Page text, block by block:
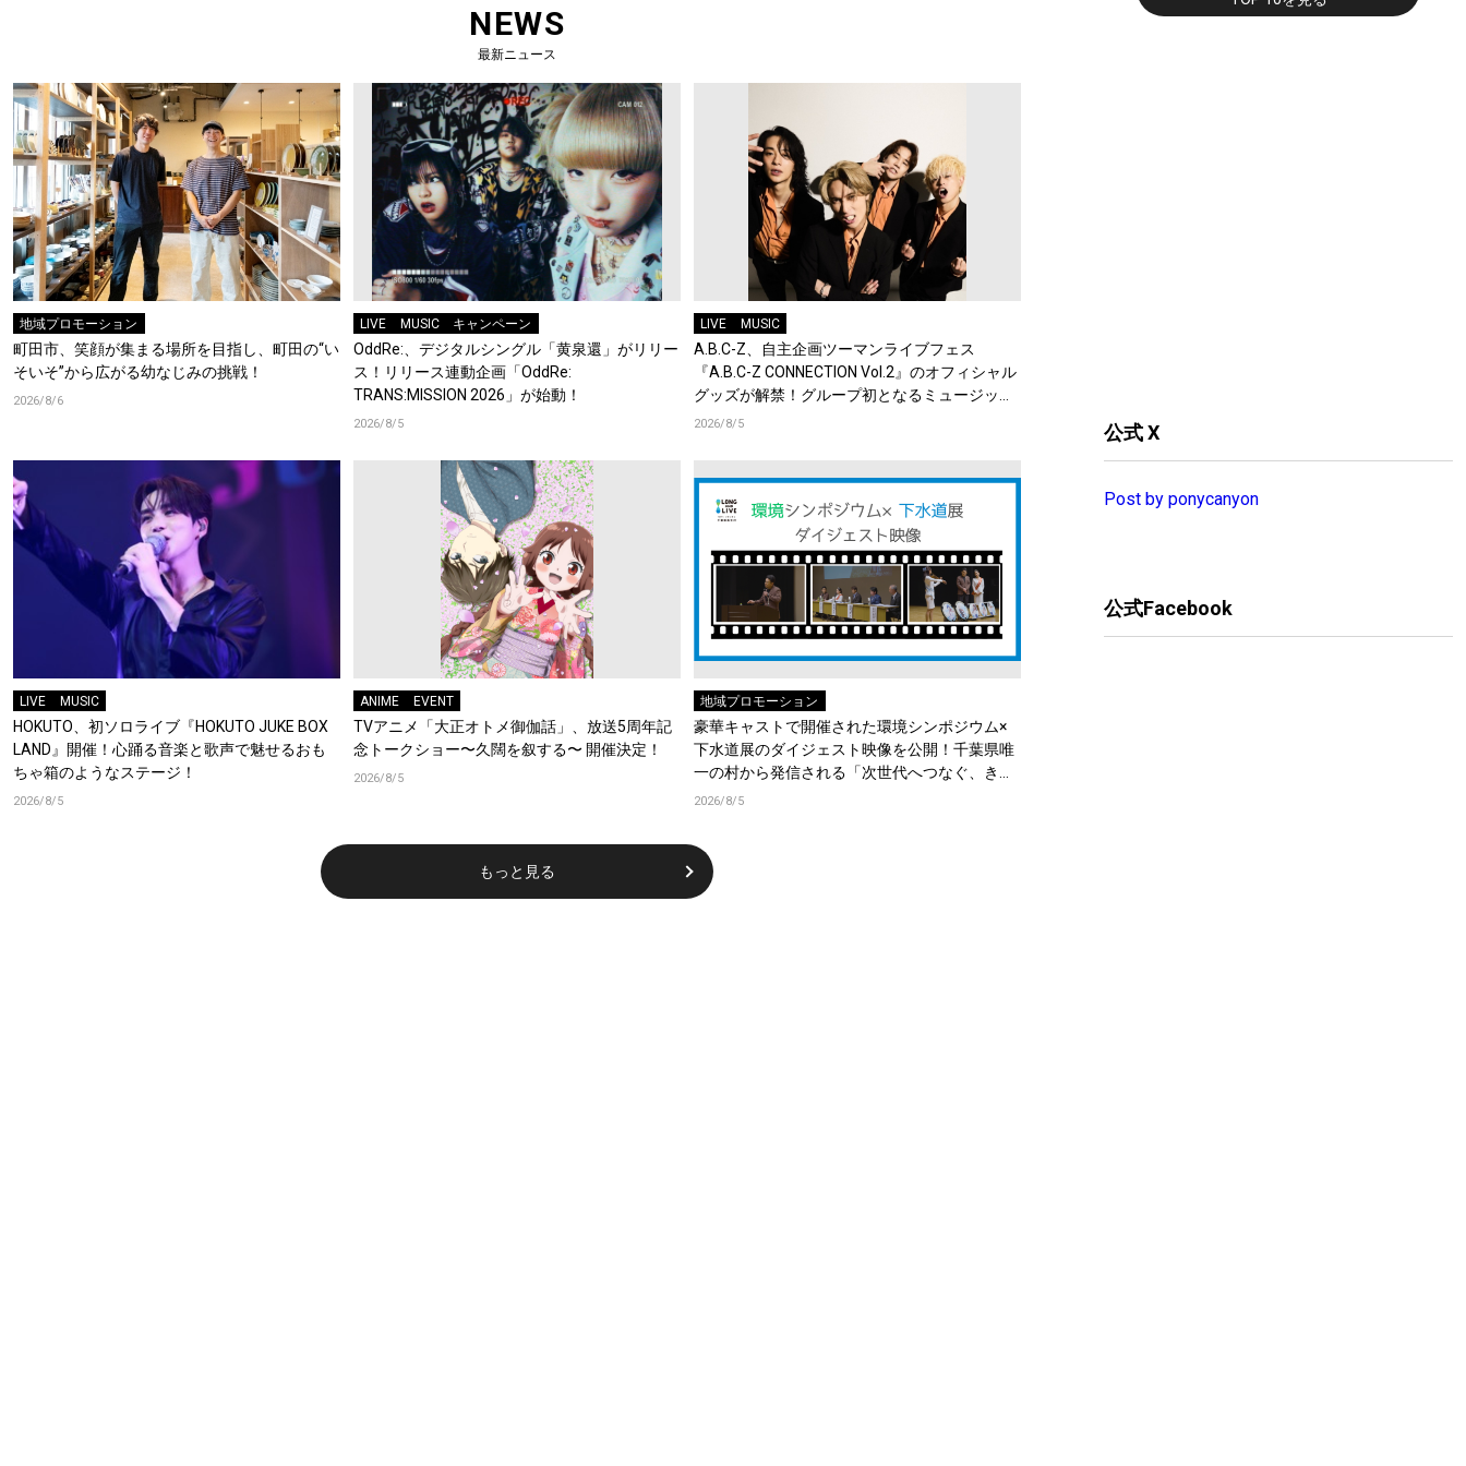
NEWS
最新ニュース
地域プロモーション
町田市、笑顔が集まる場所を目指し、町田の“い
そいそ”から広がる幼なじみの挑戦！
2026/8/6
LIVE MUSIC キャンペーン
OddRe:、デジタルシングル「黄泉還」がリリー
ス！リリース連動企画「OddRe:
TRANS:MISSION 2026」が始動！
2026/8/5
LIVE MUSIC
A.B.C-Z、自主企画ツーマンライブフェス
『A.B.C-Z CONNECTION Vol.2』のオフィシャル
グッズが解禁！グループ初となるミュージック
キーチェーンが登場！
2026/8/5
LIVE MUSIC
HOKUTO、初ソロライブ『HOKUTO JUKE BOX
LAND』開催！心踊る音楽と歌声で魅せるおも
ちゃ箱のようなステージ！
2026/8/5
ANIME EVENT
TVアニメ「大正オトメ御伽話」、放送5周年記
念トークショー〜久闊を叙する〜 開催決定！
2026/8/5
地域プロモーション
豪華キャストで開催された環境シンポジウム×
下水道展のダイジェスト映像を公開！千葉県唯
一の村から発信される「次世代へつなぐ、きれ
いな水の物語」
2026/8/5
もっと見る
公式 X
Post by ponycanyon
公式Facebook